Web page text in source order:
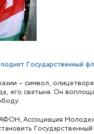
Государственный
– символ,
его святыня. Он
Ассоциация